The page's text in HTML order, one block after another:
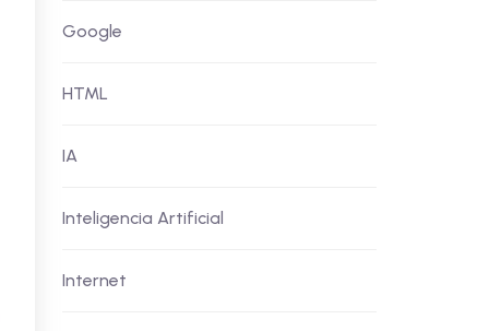
Google
HTML
IA
Inteligencia Artificial
Internet